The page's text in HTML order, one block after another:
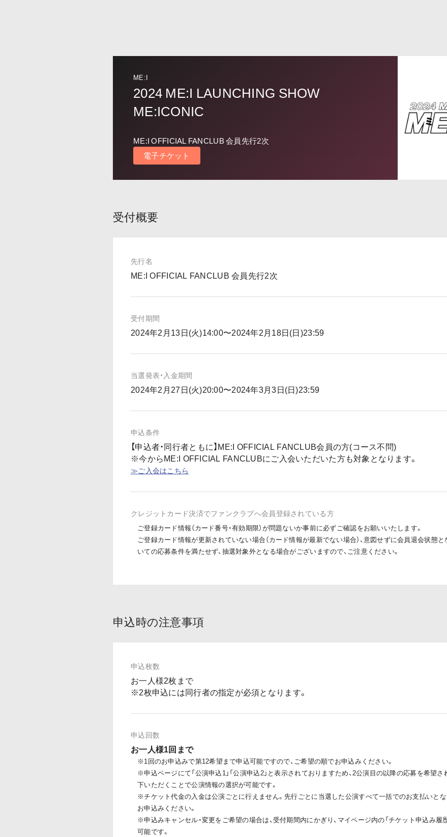
ME:I
2024 ME:I LAUNCHING SHOW
ME:ICONIC
ME:I OFFICIAL FANCLUB 会員先行2次
電子チケット
受付概要
先行名
ME:I OFFICIAL FANCLUB 会員先行2次
受付期間
2024年2月13日(火)14:00〜2024年2月18日(日)23:59
当選発表・入金期間
2024年2月27日(火)20:00〜2024年3月3日(日)23:59
申込条件
【申込者・同行者ともに】ME:I OFFICIAL FANCLUB会員の方(コース不問)
※今からME:I OFFICIAL FANCLUBにご入会いただいた方も対象となります。
≫ご入会はこちら
クレジットカード決済でファンクラブへ会員登録されている方
ご登録カード情報（カード番号・有効期限）が問題ないか事前に必ずご確認をお願いいたします。
ご登録カード情報が更新されていない場合（カード情報が最新でない場合）、意図せずに会員退会状態
いての応募条件を満たせず、抽選対象外となる場合がございますので、ご注意ください。
申込時の注意事項
申込枚数
お一人様2枚まで
※2枚申込には同行者の指定が必須となります。
申込回数
お一人様1回まで
※1回のお申込みで第12希望まで申込可能ですので、ご希望の順でお申込みください。
※申込ページにて「公演申込1」「公演申込2」と表示されておりますため、2公演目の以降の応募を希望さ
下いただくことで公演情報の選択が可能です。
※チケット代金の入金は公演ごとに行えません。先行ごとに当選した公演すべて一括でのお支払いと
お申込みください。
※申込みキャンセル・変更をご希望の場合は、受付期間内にかぎり、マイページ内の「チケット申込み履
可能です。